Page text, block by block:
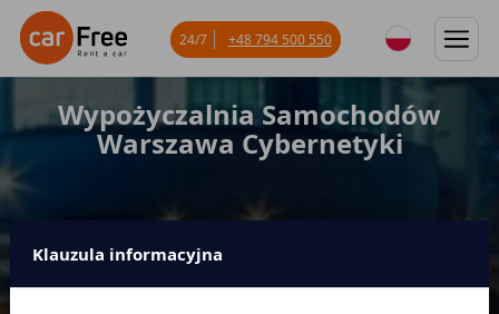
Wypożyczalnia Samochodów
Warszawa Cybernetyki
24/7 +48 794 500 550
Klauzula informacyjna